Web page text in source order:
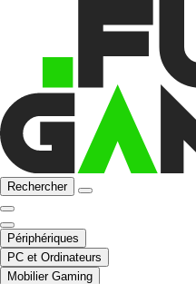
Rechercher
Périphériques
PC et Ordinateurs
Mobilier Gaming